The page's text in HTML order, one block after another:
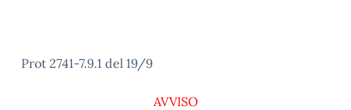
Prot 2741-7.9.1 del 19/9
AVVISO